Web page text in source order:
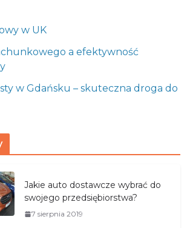
w UK
a efektywność
w Gdańsku – skuteczna droga do
Jakie auto dostawcze wybrać do
swojego przedsiębiorstwa?
7 sierpnia 2019